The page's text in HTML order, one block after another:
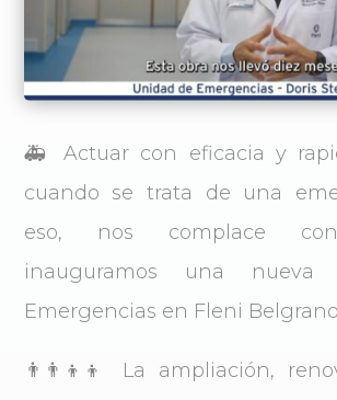
🚑 Actuar con eficacia y
cuando se trata de una
eso, nos complace
inauguramos una nueva
Emergencias en Fleni
👨‍👨‍👦‍👦 La ampliación,